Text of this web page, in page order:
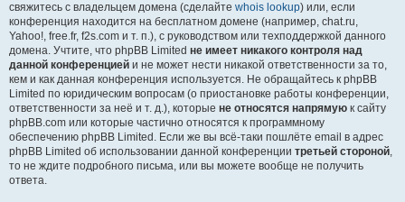
свяжитесь с владельцем домена (сделайте whois lookup) или, если
конференция находится на бесплатном домене (например, chat.ru,
Yahoo!, free.fr, f2s.com и т. п.), с руководством или техподдержкой данного
домена. Учтите, что phpBB Limited не имеет никакого контроля над
данной конференцией и не может нести никакой ответственности за то,
кем и как данная конференция используется. Не обращайтесь к phpBB
Limited по юридическим вопросам (о приостановке работы конференции,
ответственности за неё и т. д.), которые не относятся напрямую к сайту
phpBB.com или которые частично относятся к программному
обеспечению phpBB Limited. Если же вы всё-таки пошлёте email в адрес
phpBB Limited об использовании данной конференции третьей стороной,
то не ждите подробного письма, или вы можете вообще не получить
ответа.